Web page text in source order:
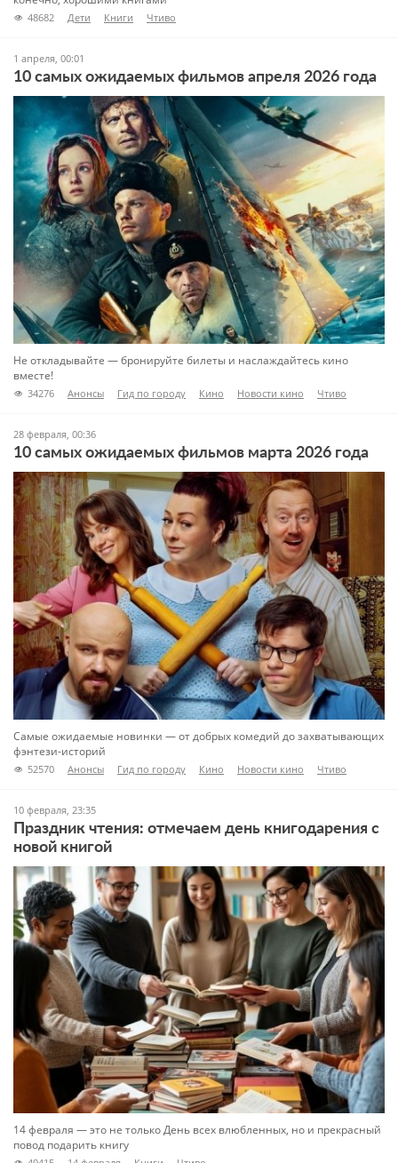
48682 Дети Книги Чтиво
1 апреля, 00:01
10 самых ожидаемых фильмов апреля 2026 года
Не откладывайте — бронируйте билеты и наслаждайтесь кино
вместе!
34276 Анонсы Гид по городу Кино Новости кино Чтиво
28 февраля, 00:36
10 самых ожидаемых фильмов марта 2026 года
Самые ожидаемые новинки — от добрых комедий до захватывающих
фэнтези-историй
52570 Анонсы Гид по городу Кино Новости кино Чтиво
10 февраля, 23:35
Праздник чтения: отмечаем день книгодарения с
новой книгой
14 февраля — это не только День всех влюбленных, но и прекрасный
повод подарить книгу